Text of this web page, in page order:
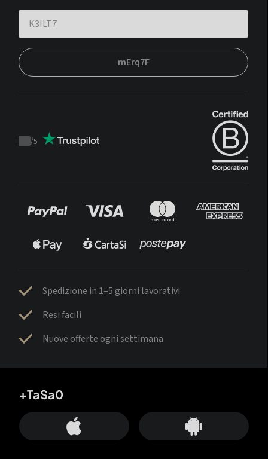
mErq7F
Trustpilot
/5
Spedizione in 1–5 giorni lavorativi
Resi facili
Nuove offerte ogni settimana
+TaSa0